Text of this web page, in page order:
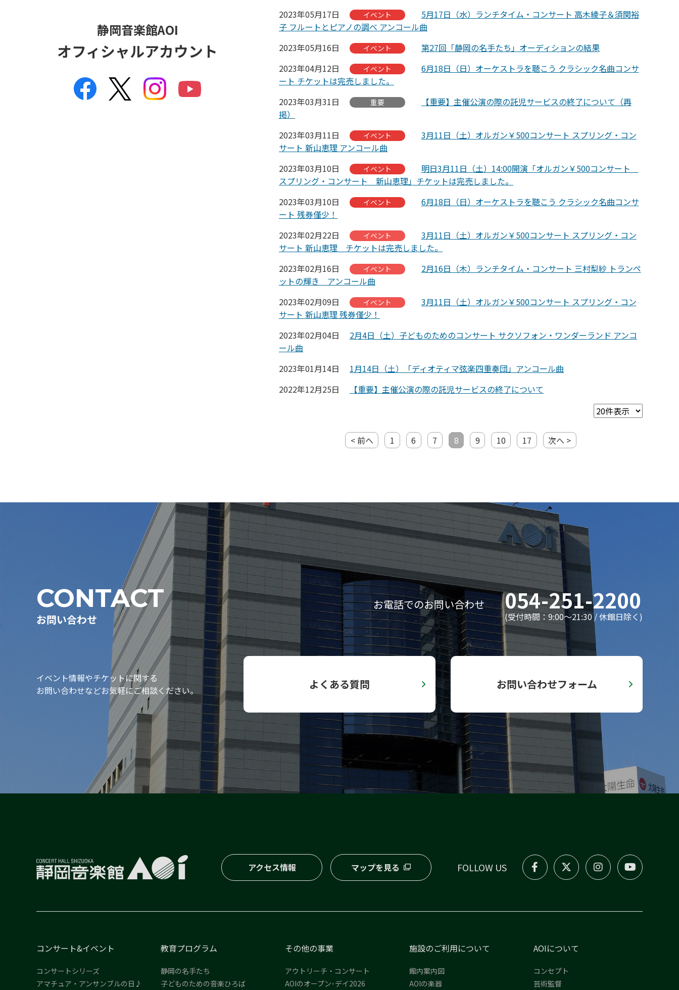
静岡音楽館AOI
オフィシャルアカウント
2023年05月17日
イベント
5月17日（水）ランチタイム・コンサート 高木綾子＆須関裕
子 フルートとピアノの調べ アンコール曲
2023年05月16日
イベント
第27回「静岡の名手たち」オーディションの結果
2023年04月12日
イベント
6月18日（日）オーケストラを聴こう クラシック名曲コンサ
ート チケットは完売しました。
2023年03月31日
重要
【重要】主催公演の際の託児サービスの終了について（再
掲）
2023年03月11日
イベント
3月11日（土）オルガン￥500コンサート スプリング・コン
サート 新山恵理 アンコール曲
2023年03月10日
イベント
明日3月11日（土）14:00開演「オルガン￥500コンサート
スプリング・コンサート 新山恵理」チケットは完売しました。
2023年03月10日
イベント
6月18日（日）オーケストラを聴こう クラシック名曲コンサ
ート 残券僅少！
2023年02月22日
イベント
3月11日（土）オルガン￥500コンサート スプリング・コン
サート 新山恵理 チケットは完売しました。
2023年02月16日
イベント
2月16日（木）ランチタイム・コンサート 三村梨紗 トランペ
ットの輝き アンコール曲
2023年02月09日
イベント
3月11日（土）オルガン￥500コンサート スプリング・コン
サート 新山恵理 残券僅少！
2023年02月04日
2月4日（土）子どものためのコンサート サクソフォン・ワンダーランド アンコ
ール曲
2023年01月14日
1月14日（土）「ディオティマ弦楽四重奏団」アンコール曲
2022年12月25日
【重要】主催公演の際の託児サービスの終了について
< 前へ 1 6 7 8 9 10 17 次へ >
CONTACT
お問い合わせ
お電話でのお問い合わせ 054-251-2200
(受付時間：9:00〜21:30 / 休館日除く)
イベント情報やチケットに関する
お問い合わせなどお気軽にご相談ください。
よくある質問 お問い合わせフォーム
アクセス情報 マップを見る FOLLOW US
コンサート&イベント
コンサートシリーズ
アマチュア・アンサンブルの日♪
教育プログラム
静岡の名手たち
子どものための音楽ひろば
その他の事業
アウトリーチ・コンサート
AOIのオープン･デイ2026
施設のご利用について
館内案内図
AOIの楽器
AOIについて
コンセプト
芸術監督